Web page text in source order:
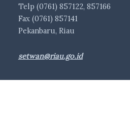
Telp (0761) 857122, 857166
Fax (0761) 857141
Pekanbaru, Riau
setwan@riau.go.id